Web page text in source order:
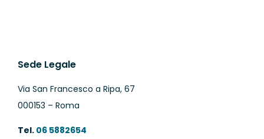
Sede Legale
Via San Francesco a Ripa, 67
000153 – Roma
Tel.06 5882654